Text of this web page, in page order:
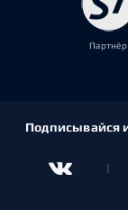
Партнёр
Подписывайся